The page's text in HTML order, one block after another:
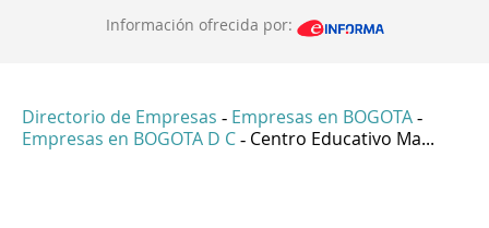
Información ofrecida por:
Directorio de Empresas - Empresas en BOGOTA -
Empresas en BOGOTA D C - Centro Educativo Ma...